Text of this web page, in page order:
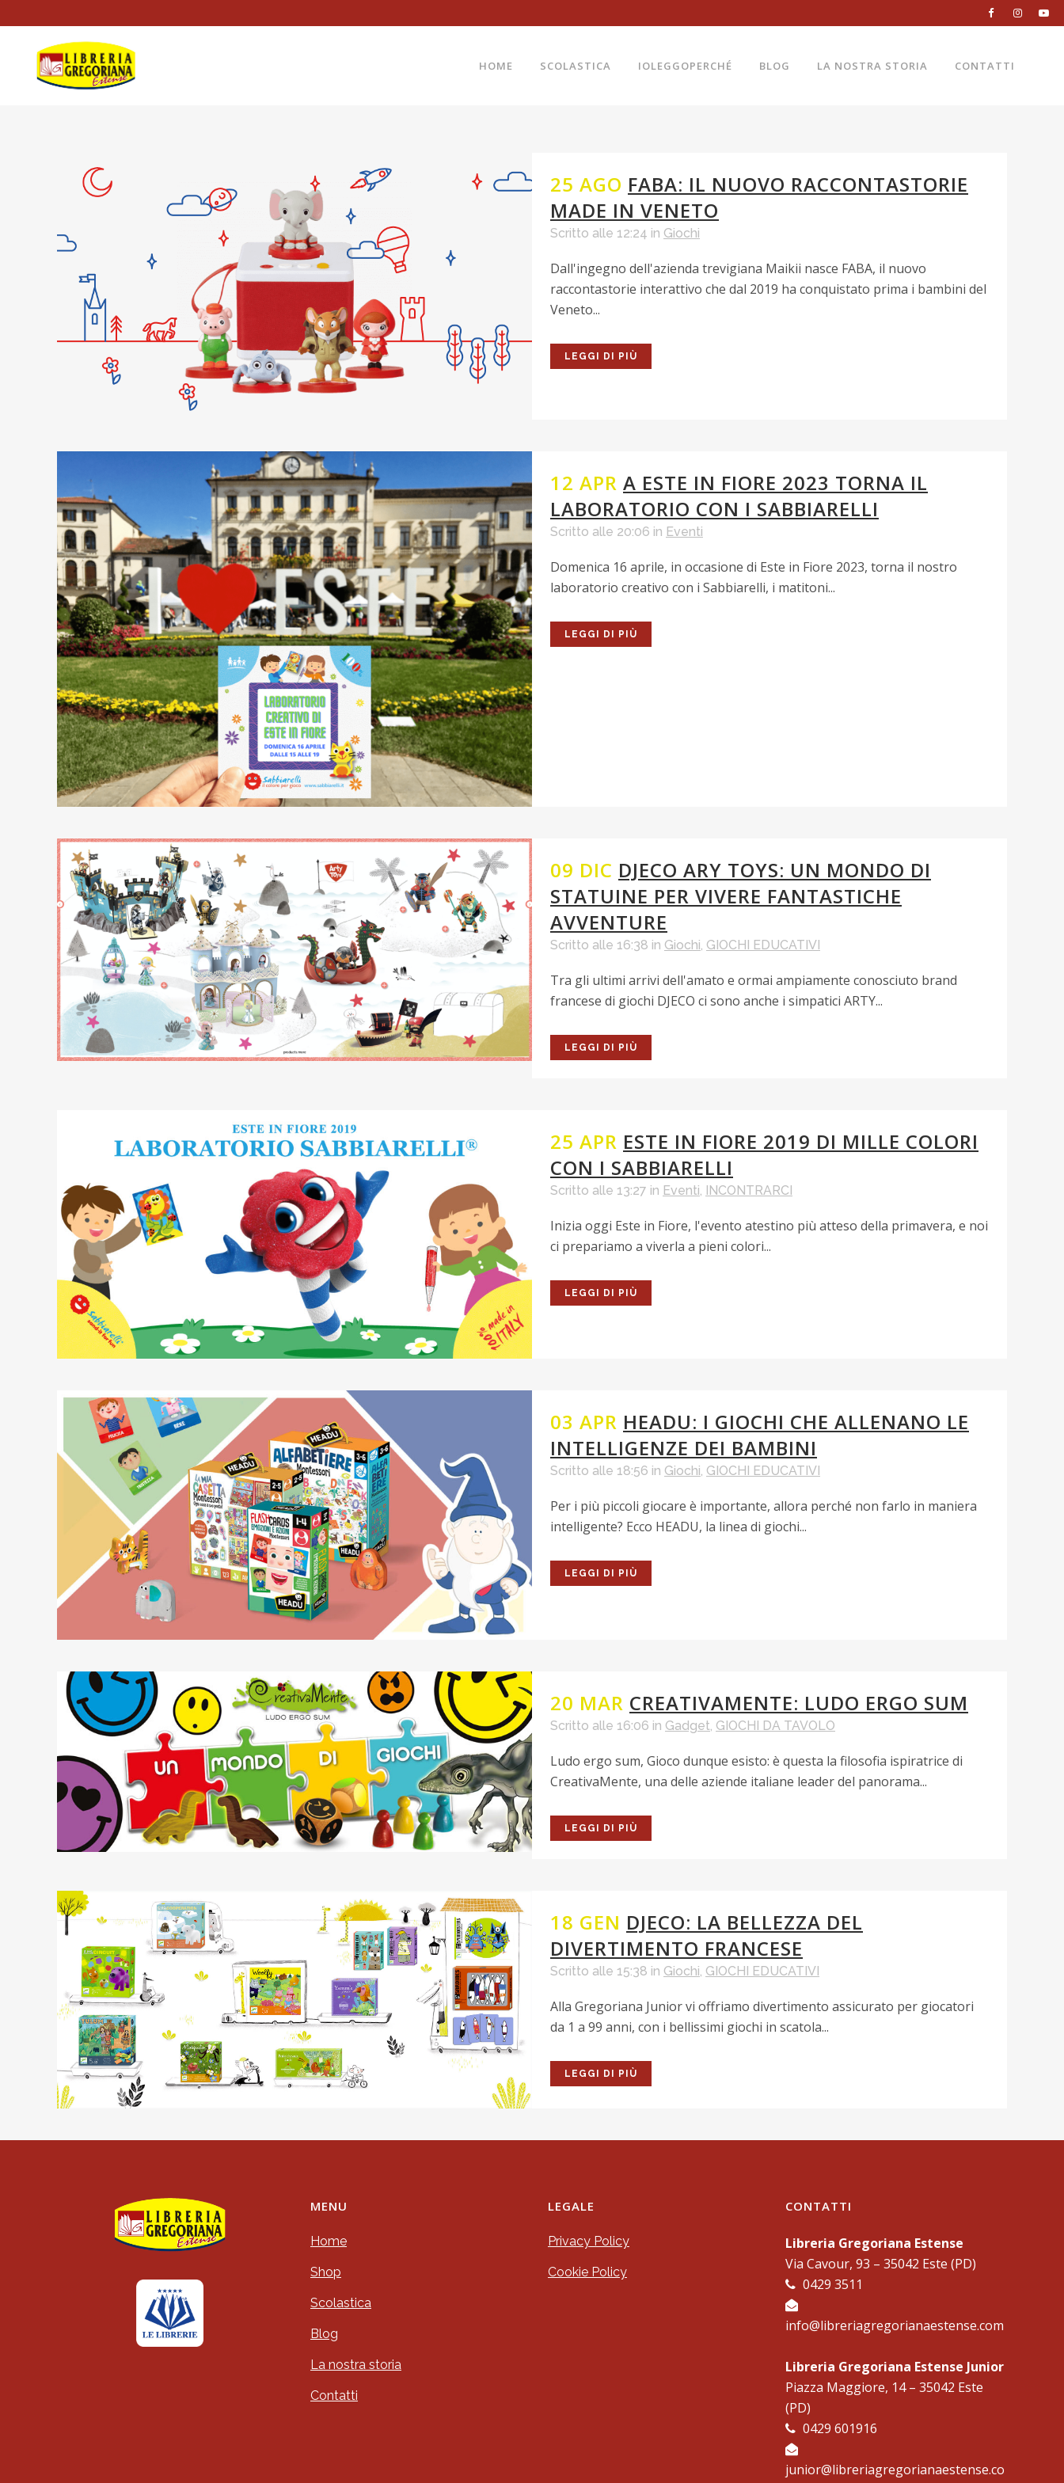
HOME SCOLASTICA IOLEGGOPERCHÉ BLOG LA NOSTRA STORIA CONTATTI
25 AGO FABA: IL NUOVO RACCONTASTORIE
MADE IN VENETO
Scritto alle 12:24 in Giochi
Dall'ingegno dell'azienda trevigiana Maikii nasce FABA, il nuovo
raccontastorie interattivo che dal 2019 ha conquistato prima i bambini del
Veneto...
LEGGI DI PIÙ
12 APR A ESTE IN FIORE 2023 TORNA IL
LABORATORIO CON I SABBIARELLI
Scritto alle 20:06 in Eventi
Domenica 16 aprile, in occasione di Este in Fiore 2023, torna il nostro
laboratorio creativo con i Sabbiarelli, i matitoni...
LEGGI DI PIÙ
09 DIC DJECO ARY TOYS: UN MONDO DI
STATUINE PER VIVERE FANTASTICHE
AVVENTURE
Scritto alle 16:38 in Giochi, GIOCHI EDUCATIVI
Tra gli ultimi arrivi dell'amato e ormai ampiamente conosciuto brand
francese di giochi DJECO ci sono anche i simpatici ARTY...
LEGGI DI PIÙ
25 APR ESTE IN FIORE 2019 DI MILLE COLORI
CON I SABBIARELLI
Scritto alle 13:27 in Eventi, INCONTRARCI
Inizia oggi Este in Fiore, l'evento atestino più atteso della primavera, e noi
ci prepariamo a viverla a pieni colori...
LEGGI DI PIÙ
03 APR HEADU: I GIOCHI CHE ALLENANO LE
INTELLIGENZE DEI BAMBINI
Scritto alle 18:56 in Giochi, GIOCHI EDUCATIVI
Per i più piccoli giocare è importante, allora perché non farlo in maniera
intelligente? Ecco HEADU, la linea di giochi...
LEGGI DI PIÙ
20 MAR CREATIVAMENTE: LUDO ERGO SUM
Scritto alle 16:06 in Gadget, GIOCHI DA TAVOLO
Ludo ergo sum, Gioco dunque esisto: è questa la filosofia ispiratrice di
CreativaMente, una delle aziende italiane leader del panorama...
LEGGI DI PIÙ
18 GEN DJECO: LA BELLEZZA DEL
DIVERTIMENTO FRANCESE
Scritto alle 15:38 in Giochi, GIOCHI EDUCATIVI
Alla Gregoriana Junior vi offriamo divertimento assicurato per giocatori
da 1 a 99 anni, con i bellissimi giochi in scatola...
LEGGI DI PIÙ
MENU
Home
Shop
Scolastica
Blog
La nostra storia
Contatti
LEGALE
Privacy Policy
Cookie Policy
CONTATTI
Libreria Gregoriana Estense
Via Cavour, 93 – 35042 Este (PD)
0429 3511
info@libreriagregorianaestense.com
Libreria Gregoriana Estense Junior
Piazza Maggiore, 14 – 35042 Este
(PD)
0429 601916
junior@libreriagregorianaestense.co